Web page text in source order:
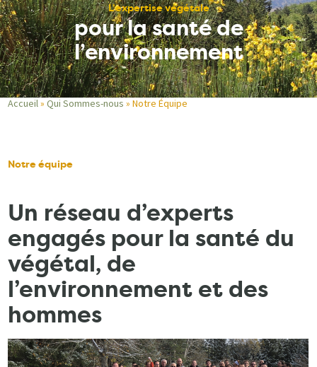
L’expertise végétale
pour la santé de
l’environnement
d'Ariane
Accueil Qui Sommes-nous Notre Équipe
Notre équipe
Un réseau d’experts
engagés pour la santé du
végétal, de
l’environnement et des
hommes